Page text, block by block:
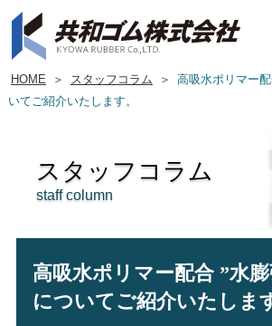
HOME ＞ スタッフコラム ＞
高吸水ポリマー
いてご紹介いたします。
スタッフコラム
staff column
高吸水ポリマー配合 ”水
についてご紹介いたしま